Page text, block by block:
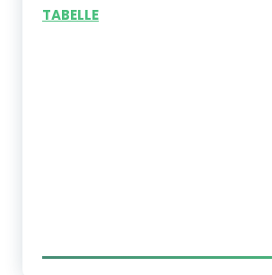
TABELLE